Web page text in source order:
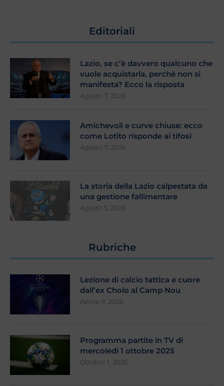
Editoriali
Lazio, se c’è davvero qualcuno che
vuole acquistarla, perché non si
manifesta? Ecco la risposta
Agosto 7, 2026
Amichevoli e curve chiuse: ecco
come Lotito risponde ai tifosi
Agosto 7, 2026
La storia della Lazio calpestata da
una gestione fallimentare
Agosto 5, 2026
Rubriche
Lezione di calcio tattica e cuore
dall’ex Cholo al Camp Nou
Aprile 9, 2026
Programma partite in TV di
mercoledì 1 ottobre 2025
Ottobre 1, 2025